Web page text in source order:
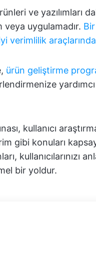
ve yazılımları
uygulamadır.
verimlilik
ürün geliştirme
kullanıcı
gibi konuları
kullanıcılarınızı
bir yoldur.